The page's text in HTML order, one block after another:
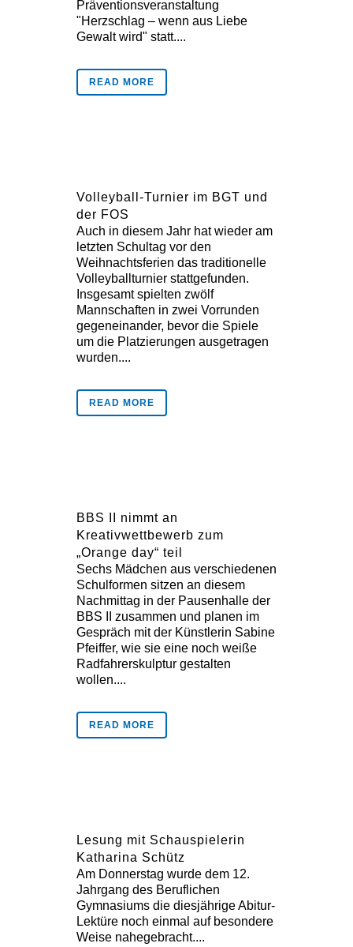
Präventionsveranstaltung
"Herzschlag – wenn aus Liebe
Gewalt wird" statt....
READ MORE
Volleyball-Turnier im BGT und
der FOS
Auch in diesem Jahr hat wieder am
letzten Schultag vor den
Weihnachtsferien das traditionelle
Volleyballturnier stattgefunden.
Insgesamt spielten zwölf
Mannschaften in zwei Vorrunden
gegeneinander, bevor die Spiele
um die Platzierungen ausgetragen
wurden....
READ MORE
BBS II nimmt an
Kreativwettbewerb zum
„Orange day“ teil
Sechs Mädchen aus verschiedenen
Schulformen sitzen an diesem
Nachmittag in der Pausenhalle der
BBS II zusammen und planen im
Gespräch mit der Künstlerin Sabine
Pfeiffer, wie sie eine noch weiße
Radfahrerskulptur gestalten
wollen....
READ MORE
Lesung mit Schauspielerin
Katharina Schütz
Am Donnerstag wurde dem 12.
Jahrgang des Beruflichen
Gymnasiums die diesjährige Abitur-
Lektüre noch einmal auf besondere
Weise nahegebracht....